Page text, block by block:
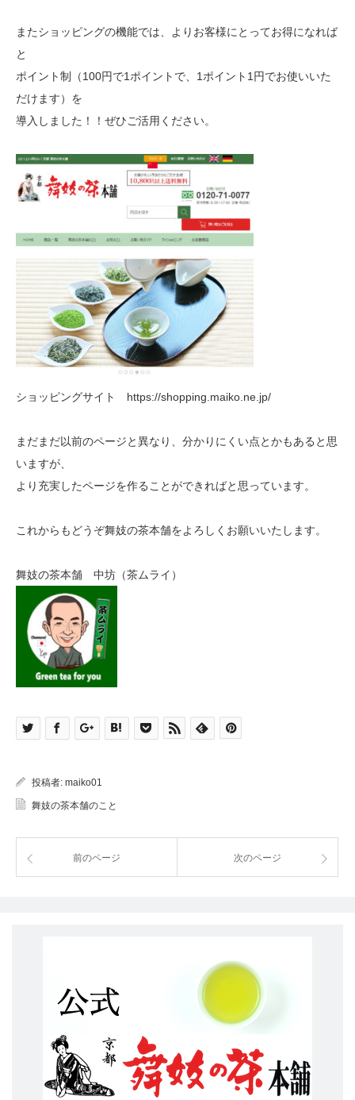
またショッピングの機能では、よりお客様にとってお得になれば
と
ポイント制（100円で1ポイントで、1ポイント1円でお使いいた
だけます）を
導入しました！！ぜひご活用ください。
ショッピングサイト https://shopping.maiko.ne.jp/
まだまだ以前のページと異なり、分かりにくい点とかもあると思
いますが、
より充実したページを作ることができればと思っています。
これからもどうぞ舞妓の茶本舗をよろしくお願いいたします。
舞妓の茶本舗 中坊（茶ムライ）
投稿者: maiko01
舞妓の茶本舗のこと
前のページ 次のページ